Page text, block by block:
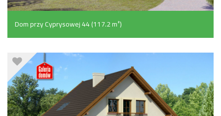
Dom przy Cyprysowej 44 (117.2 m²)